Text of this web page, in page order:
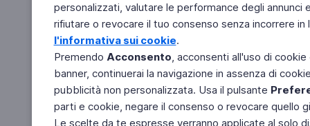
personalizzati, valutare le performance degli
rifiutare o revocare il tuo consenso senza incorrere
l'informativa sui cookie.
Premendo Acconsento, acconsenti all'uso di
banner, continuerai la navigazione in assenza di
pubblicità non personalizzata. Usa il pulsante
parti e cookie, negare il consenso o revocare quello
Le scelte da te espresse verranno applicate al solo